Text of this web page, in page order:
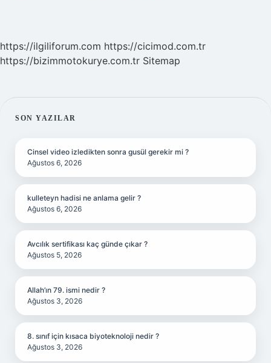
https://ilgiliforum.com https://cicimod.com.tr
https://bizimmotokurye.com.tr Sitemap
SIDEBAR
SON YAZILAR
Cinsel video izledikten sonra gusül gerekir mi ?
Ağustos 6, 2026
kulleteyn hadisi ne anlama gelir ?
Ağustos 6, 2026
Avcılık sertifikası kaç günde çıkar ?
Ağustos 5, 2026
Allah’ın 79. ismi nedir ?
Ağustos 3, 2026
8. sınıf için kısaca biyoteknoloji nedir ?
Ağustos 3, 2026